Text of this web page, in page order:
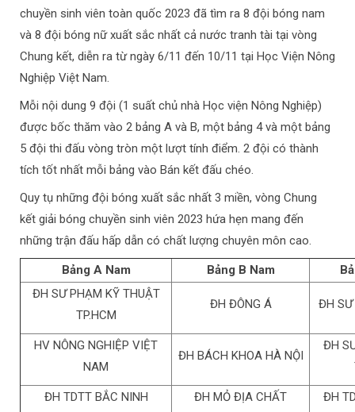
chuyền sinh viên toàn quốc 2023 đã tìm ra 8 đội bóng nam
và 8 đội bóng nữ xuất sắc nhất cả nước tranh tài tại vòng
Chung kết, diễn ra từ ngày 6/11 đến 10/11 tại Học Viện Nông
Nghiệp Việt Nam.
Mỗi nội dung 9 đội (1 suất chủ nhà Học viện Nông Nghiệp)
được bốc thăm vào 2 bảng A và B, một bảng 4 và một bảng
5 đội thi đấu vòng tròn một lượt tính điểm. 2 đội có thành
tích tốt nhất mỗi bảng vào Bán kết đấu chéo.
Quy tụ những đội bóng xuất sắc nhất 3 miền, vòng Chung
kết giải bóng chuyền sinh viên 2023 hứa hẹn mang đến
những trận đấu hấp dẫn có chất lượng chuyên môn cao.
Bảng A Nam Bảng B Nam
ĐH SƯ PHẠM KỸ THUẬT
TP.HCM
ĐH ĐÔNG Á ĐH SƯ
HV NÔNG NGHIỆP VIỆT
NAM
ĐH BÁCH KHOA HÀ NỘI
ĐH
ĐH TDTT BẮC NINH ĐH MỎ ĐỊA CHẤT ĐH